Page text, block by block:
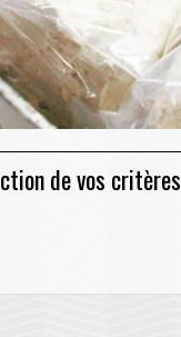
de vos critères